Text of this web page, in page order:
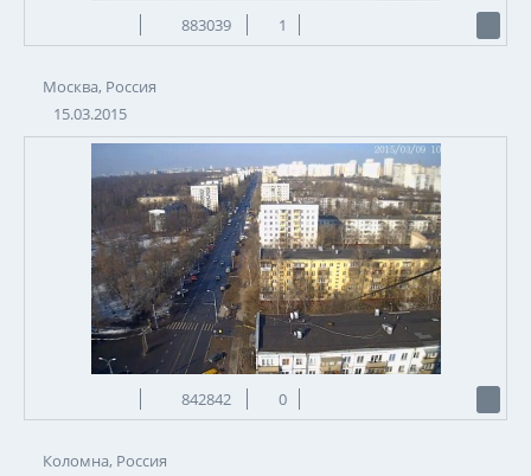
883039 1
Москва, Россия
15.03.2015
842842 0
Коломна, Россия